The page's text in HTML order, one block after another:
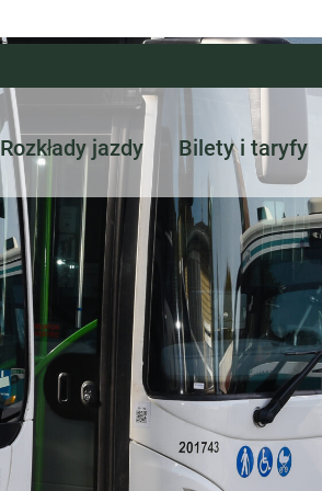
Rozkłady jazdy Bilety i taryfy